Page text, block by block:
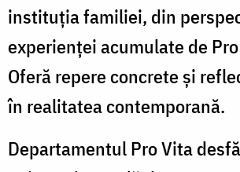
instituția familiei, din
experienței acumulate de
Oferă repere concrete și
în realitatea contemporană.
Departamentul Pro Vita